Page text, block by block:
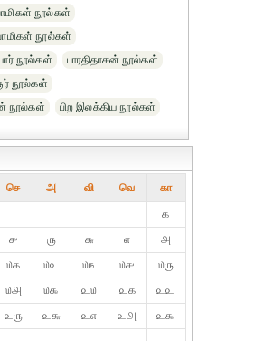
நூல்கள்
நூல்கள்
நூல்கள்
பாரதிதாசன் நூல்கள்
நூல்கள்
நூல்கள்
பிற இலக்கிய நூல்கள்
செ அ வி வெ கா
௧
௪ ௫ ௬ ௭
௮
௰௧ ௰௨ ௰௩ ௰௪
௰௫
௰௮ ௰௯ ௨௰ ௨௧
௨௨
௨௫ ௨௬ ௨௭ ௨௮
௨௯